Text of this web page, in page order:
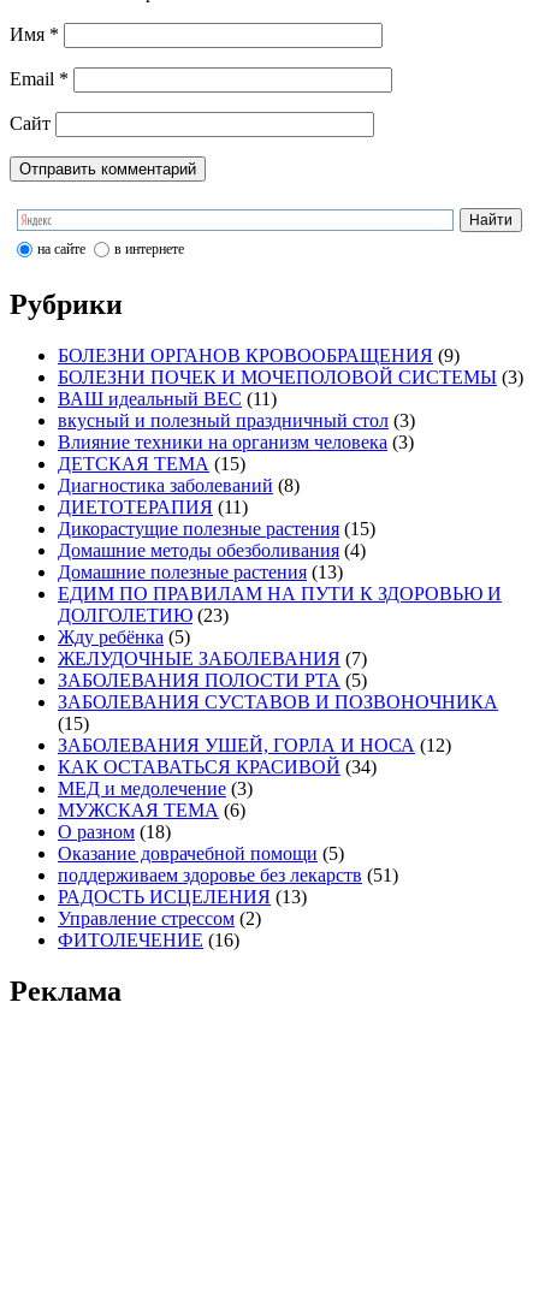
Имя *
Email *
Сайт
на сайте в интернете
Рубрики
БОЛЕЗНИ ОРГАНОВ КРОВООБРАЩЕНИЯ (9)
БОЛЕЗНИ ПОЧЕК И МОЧЕПОЛОВОЙ СИСТЕМЫ (3)
ВАШ идеальный ВЕС (11)
вкусный и полезный праздничный стол (3)
Влияние техники на организм человека (3)
ДЕТСКАЯ ТЕМА (15)
Диагностика заболеваний (8)
ДИЕТОТЕРАПИЯ (11)
Дикорастущие полезные растения (15)
Домашние методы обезболивания (4)
Домашние полезные растения (13)
ЕДИМ ПО ПРАВИЛАМ НА ПУТИ К ЗДОРОВЬЮ И
ДОЛГОЛЕТИЮ (23)
Жду ребёнка (5)
ЖЕЛУДОЧНЫЕ ЗАБОЛЕВАНИЯ (7)
ЗАБОЛЕВАНИЯ ПОЛОСТИ РТА (5)
ЗАБОЛЕВАНИЯ СУСТАВОВ И ПОЗВОНОЧНИКА
(15)
ЗАБОЛЕВАНИЯ УШЕЙ, ГОРЛА И НОСА (12)
КАК ОСТАВАТЬСЯ КРАСИВОЙ (34)
МЕД и медолечение (3)
МУЖСКАЯ ТЕМА (6)
О разном (18)
Оказание доврачебной помощи (5)
поддерживаем здоровье без лекарств (51)
РАДОСТЬ ИСЦЕЛЕНИЯ (13)
Управление стрессом (2)
ФИТОЛЕЧЕНИЕ (16)
Реклама